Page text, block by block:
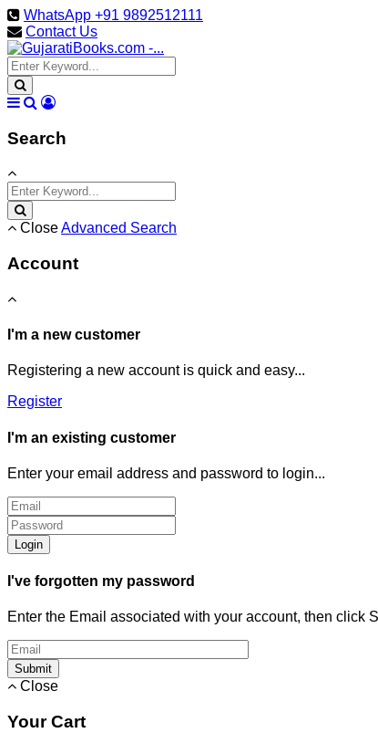
WhatsApp +91 9892512111
Contact Us
Search
CloseAdvanced Search
Account
I'm a new customer
Registering a new account is quick and easy...
Register
I'm an existing customer
Enter your email address and password to login...
Login
I've forgotten my password
Enter the Email associated with your account, then click
Submit
Close
Your Cart